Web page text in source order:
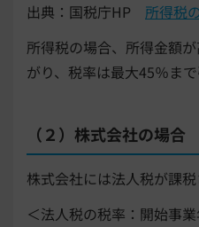
出典：国税庁HP 所得税
所得税の場合、所得金額
がり、税率は最大45％まで
（２）株式会社の場合
株式会社には法人税が課
＜法人税の税率：開始事